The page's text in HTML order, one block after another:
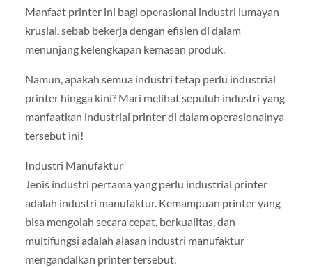
Manfaat printer ini bagi operasional industri lumayan
krusial, sebab bekerja dengan efisien di dalam
menunjang kelengkapan kemasan produk.
Namun, apakah semua industri tetap perlu industrial
printer hingga kini? Mari melihat sepuluh industri yang
manfaatkan industrial printer di dalam operasionalnya
tersebut ini!
Industri Manufaktur
Jenis industri pertama yang perlu industrial printer
adalah industri manufaktur. Kemampuan printer yang
bisa mengolah secara cepat, berkualitas, dan
multifungsi adalah alasan industri manufaktur
mengandalkan printer tersebut.